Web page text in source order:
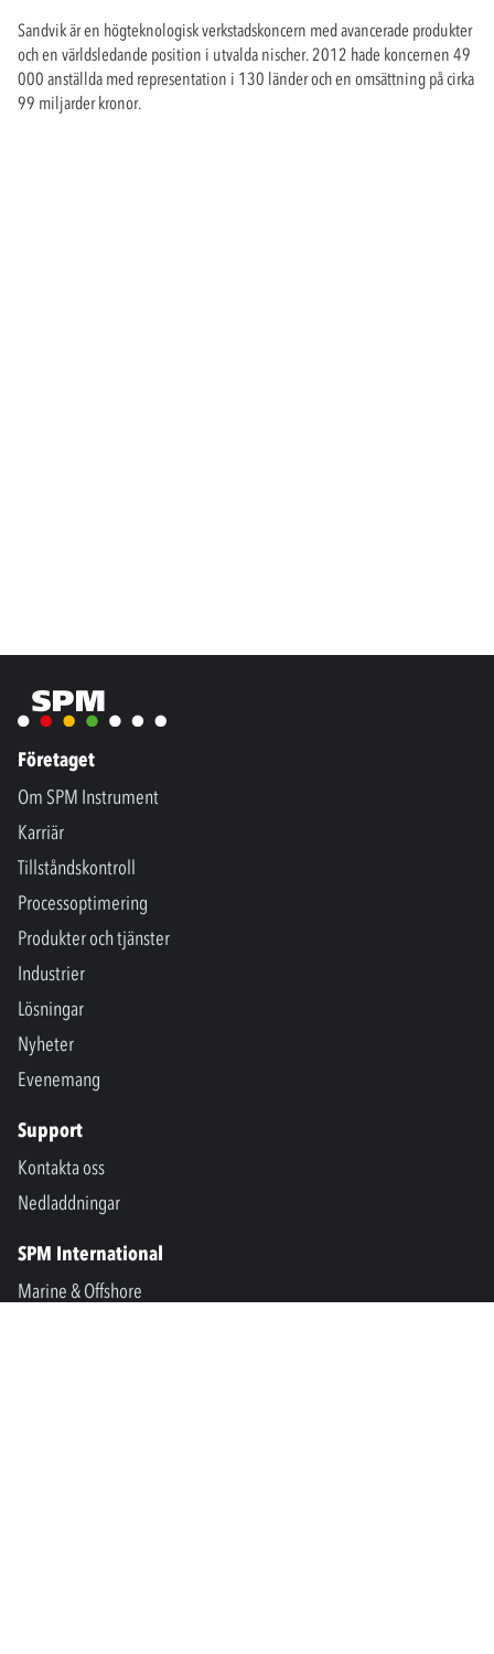
Sandvik är en högteknologisk verkstadskoncern med avancerade produkter
och en världsledande position i utvalda nischer. 2012 hade koncernen 49
000 anställda med representation i 130 länder och en omsättning på cirka
99 miljarder kronor.
Företaget
Om SPM Instrument
Karriär
Tillståndskontroll
Processoptimering
Produkter och tjänster
Industrier
Lösningar
Nyheter
Evenemang
Support
Kontakta oss
Nedladdningar
SPM International
Marine & Offshore